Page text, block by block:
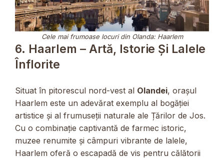
Cele mai frumoase locuri din Olanda: Haarlem
6. Haarlem – Artă, Istorie Și Lalele
Înflorite
Situat în pitorescul nord-vest al Olandei, orașul
Haarlem este un adevărat exemplu al bogăției
artistice și al frumuseții naturale ale Țărilor de Jos.
Cu o combinație captivantă de farmec istoric,
muzee renumite și câmpuri vibrante de lalele,
Haarlem oferă o escapadă de vis pentru călătorii